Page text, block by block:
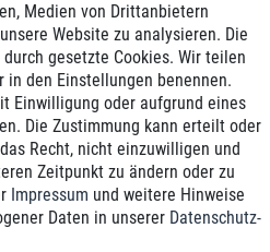
nächsten Werktag
Versand
mit Garantie
96160*
Medien von Drittanbietern
Website zu analysieren. Die
gesetzte Cookies. Wir teilen
den Einstellungen benennen.
Einwilligung oder aufgrund eines
Die Zustimmung kann erteilt oder
Recht, nicht einzuwilligen und
Zeitpunkt zu ändern oder zu
Impressum und weitere Hinweise
Daten in unserer Daten­schutz­